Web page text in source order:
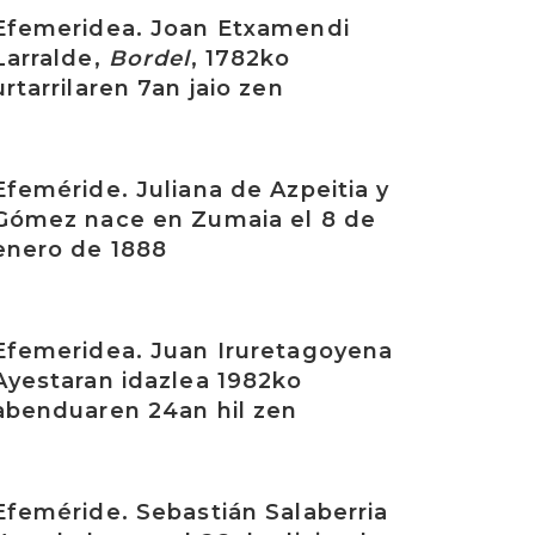
Joan Etxamendi
Bordel, 1782ko
7an jaio zen
Juliana de Azpeitia y
nace en Zumaia el 8 de
de 1888
Juan Iruretagoyena
idazlea 1982ko
24an hil zen
Sebastián Salaberria